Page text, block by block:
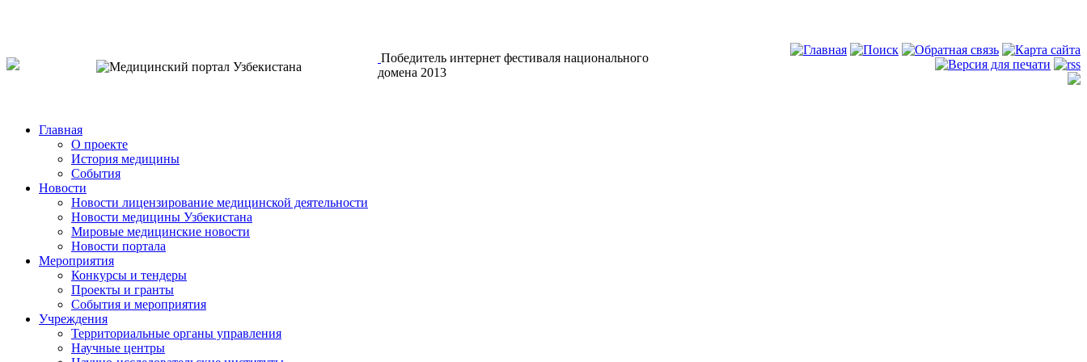
Победитель интернет фестиваля национального
домена 2013
Главная
О проекте
История медицины
События
Новости
Новости лицензирование медицинской деятельности
Новости медицины Узбекистана
Мировые медицинские новости
Новости портала
Мероприятия
Конкурсы и тендеры
Проекты и гранты
События и мероприятия
Учреждения
Территориальные органы управления
Научные центры